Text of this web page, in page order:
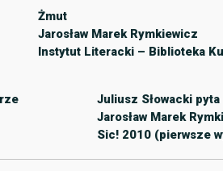
Żmut
Jarosław Marek Rymkiewicz
Instytut Literacki – Biblioteka
Juliusz Słowacki
Jarosław Marek
Sic! 2010 (pierwsze